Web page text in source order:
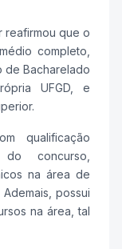
reafirmou que o
completo,
de Bacharelado
UFGD, e
qualificação
concurso,
na área de
possui
na área, tal